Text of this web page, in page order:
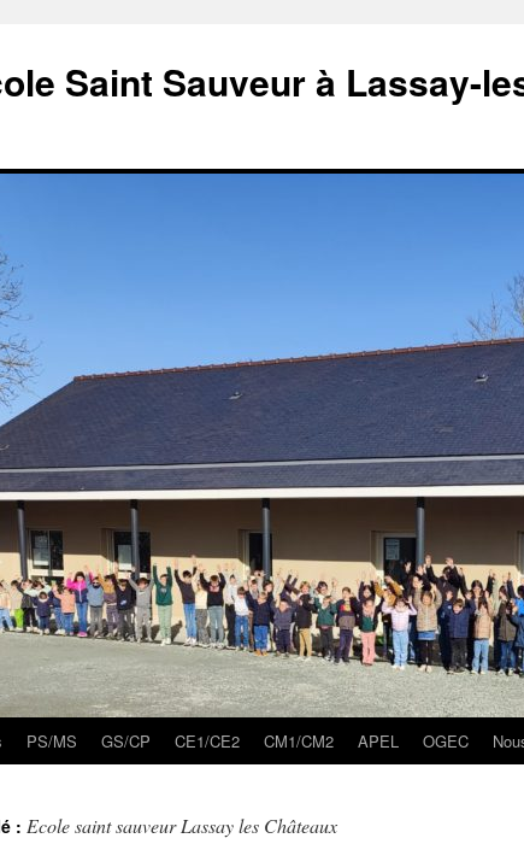
Saint Sauveur à Lassay-
PS/MS GS/CP CE1/CE2 CM1/CM2 APEL OGEC
: Ecole saint sauveur Lassay les Châteaux